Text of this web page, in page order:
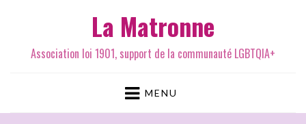
La Matronne
Association loi 1901, support de la communauté LGBTQIA+
MENU